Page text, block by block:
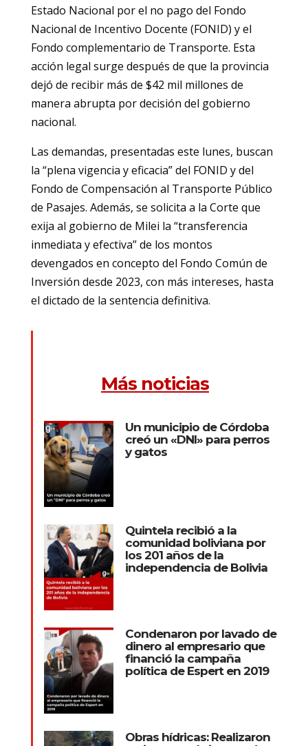
Estado Nacional por el no pago del Fondo
Nacional de Incentivo Docente (FONID) y el
Fondo complementario de Transporte. Esta
acción legal surge después de que la provincia
dejó de recibir más de $42 mil millones de
manera abrupta por decisión del gobierno
nacional.
Las demandas, presentadas este lunes, buscan
la “plena vigencia y eficacia” del FONID y del
Fondo de Compensación al Transporte Público
de Pasajes. Además, se solicita a la Corte que
exija al gobierno de Milei la “transferencia
inmediata y efectiva” de los montos
devengados en concepto del Fondo Común de
Inversión desde 2023, con más intereses, hasta
el dictado de la sentencia definitiva.
Más noticias
Un municipio de Córdoba
creó un «DNI» para perros
y gatos
Quintela recibió a la
comunidad boliviana por
los 201 años de la
independencia de Bolivia
Condenaron por lavado de
dinero al empresario que
financió la campaña
política de Espert en 2019
Obras hídricas: Realizaron